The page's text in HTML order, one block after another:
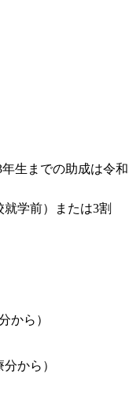
生までの助成は令
学前）または3割
から）
から）